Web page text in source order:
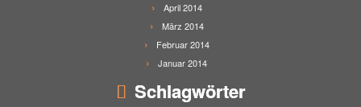
April 2014
März 2014
Februar 2014
Januar 2014
Schlagwörter